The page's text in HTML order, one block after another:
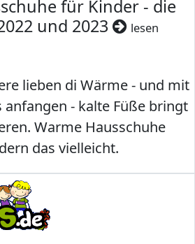
für Kinder - die
und 2023
lesen
lieben di Wärme - und mit
anfangen - kalte Füße bringt
Warme Hausschuhe
das vielleicht.